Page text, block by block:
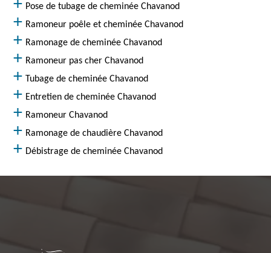
Pose de tubage de cheminée Chavanod
Ramoneur poêle et cheminée Chavanod
Ramonage de cheminée Chavanod
Ramoneur pas cher Chavanod
Tubage de cheminée Chavanod
Entretien de cheminée Chavanod
Ramoneur Chavanod
Ramonage de chaudière Chavanod
Débistrage de cheminée Chavanod